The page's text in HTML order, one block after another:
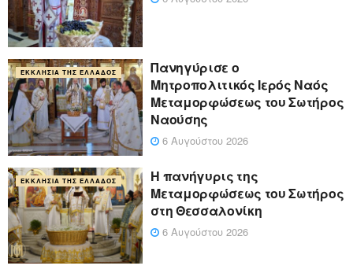
ΕΚΚΛΗΣΊΑ ΤΗΣ ΕΛΛΆΔΟΣ
Πανηγύρισε ο
Μητροπολιτικός Ιερός Ναός
Μεταμορφώσεως του Σωτήρος
Ναούσης
6 Αυγούστου 2026
ΕΚΚΛΗΣΊΑ ΤΗΣ ΕΛΛΆΔΟΣ
Η πανήγυρις της
Μεταμορφώσεως του Σωτήρος
στη Θεσσαλονίκη
6 Αυγούστου 2026